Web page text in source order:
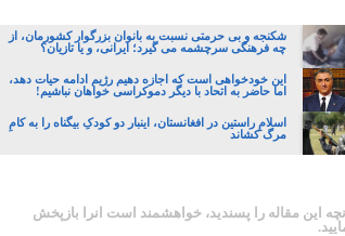
شکنجه و بی حرمتی نسبت به بانوان بزرگوار کشورمان، از
چه فرهنگی سرچشمه می گیرد؛ ایرانی، و یا تازیان؟
این خودخواهی است که اجازه دهیم رژیم ادامه حیات دهد،
اما حاضر به اتحاد با دیگر دموکراسی خواهان نباشیم!
اسلامِ راستین در افغانستان، اینبار دو کودکِ بیگناه را به کامِ
مرگ کشاند
این مقاله را پسندید، خواهشمند است آنرا بازپخش